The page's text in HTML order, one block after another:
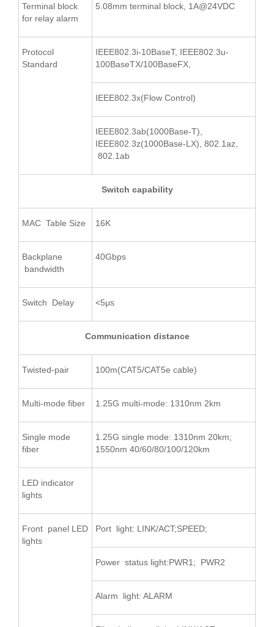
Terminal block
for relay alarm
5.08mm terminal block, 1A@24VDC
Protocol
Standard
IEEE802.3i-10BaseT, IEEE802.3u-
100BaseTX/100BaseFX,
IEEE802.3x(Flow Control)
IEEE802.3ab(1000Base-T),
IEEE802.3z(1000Base-LX), 802.1az,
802.1ab
Switch capability
MAC Table Size 16K
Backplane
bandwidth
40Gbps
Switch Delay <5μs
Communication distance
Twisted-pair 100m(CAT5/CAT5e cable)
Multi-mode fiber 1.25G multi-mode: 1310nm 2km
Single mode
fiber
1.25G single mode: 1310nm 20km;
1550nm 40/60/80/100/120km
LED indicator
lights
Front panel LED
lights
Port light: LINK/ACT;SPEED;
Power status light:PWR1; PWR2
Alarm light: ALARM